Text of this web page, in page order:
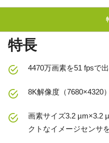
特長
4470万画素を51 fpsで出
8K解像度（7680×4320
画素サイズ3.2 µm×3.2
クトなイメージセンサ